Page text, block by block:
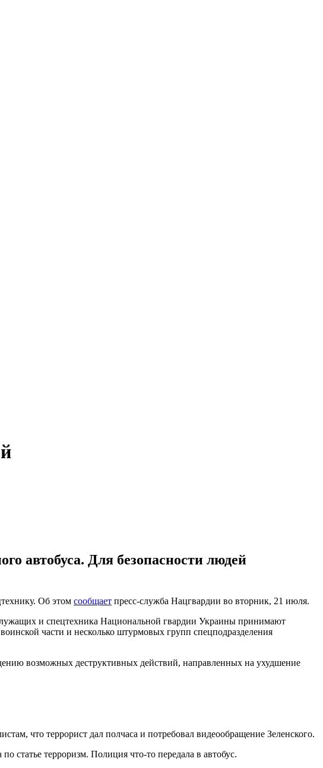
автобуса. Для безопасности людей
Об этом сообщает пресс-служба Нацгвардии во вторник, 21 июля.
и спецтехника Национальной гвардии Украины принимают
части и несколько штурмовых групп спецподразделения
возможных деструктивных действий, направленных на ухудшение
что террорист дал полчаса и потребовал видеообращение Зеленского.
статье терроризм. Полиция что-то передала в автобус.